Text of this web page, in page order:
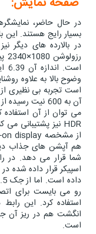
بسیار رایج هستند.
در بالارده های دیگر
وضوح بالا به علاوه
است تجربه بی نظیری از
آن به 600 نیت
می توان از آن
هم آپشن های جذاب
شما قرار می دهد. در
اسپیکر قرار داده شده
رو می بایست برای
استفاده کرد. این
انگشت هم در ریز آن
است.